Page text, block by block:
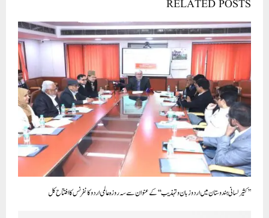
RELATED POSTS
’’کثیر لسانی ہندوستان میں اردو زبان و تہذیب‘‘کے عنوان سے سہ روزہ عالمی اردو کانفرنس کا افتتاح کل